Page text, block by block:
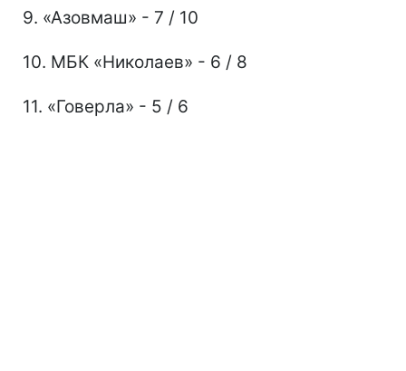
9. «Азовмаш» - 7 / 10
10. МБК «Николаев» - 6 / 8
11. «Говерла» - 5 / 6